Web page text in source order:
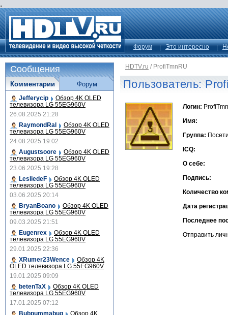
.
Форум Это интересно
HDTV.ru / ProfiTmnRU
Пользователь:
Логин:
Имя:
Группа:
ICQ:
О себе:
Подпись:
Количество
Дата
Последнее
Отправить
Сообщения
Комментарии
Jefferycip Обзор 4K OLED
телевизора LG 55EG960V
26.08.2025 21:28
RaymondRal
Обзор 4K OLED
телевизора LG 55EG960V
24.08.2025 19:02
Augustsoore
Обзор 4K OLED
телевизора LG 55EG960V
23.06.2025 19:28
LesliedeF
Обзор 4K OLED
телевизора LG 55EG960V
03.06.2025 20:14
BryanBoano
Обзор 4K OLED
телевизора LG 55EG960V
09.03.2025 21:51
Eugenrex
Обзор 4K OLED
телевизора LG 55EG960V
29.01.2025 22:36
XRumer23Wence
Обзор 4K
OLED телевизора LG 55EG960V
19.01.2025 09:09
betenTaX
Обзор 4K OLED
телевизора LG 55EG960V
17.01.2025 07:12
Bubpummabug
Обзор 4K
Форум